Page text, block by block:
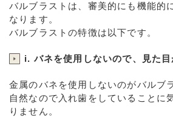
バルブラストは、審美的にも機能的
なります。
バルブラストの特徴は以下です。
i. バネを使用しないので、見た
金属のバネを使用しないのがバルブ
自然なので入れ歯をしていることに
りません。